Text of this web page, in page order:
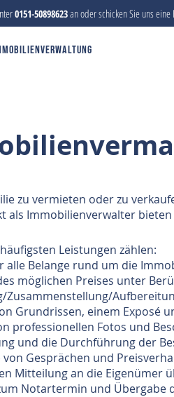
0151-50898623an oder schicken Sie uns
zu vermieten oder zu
als Immobilienverwalter
Leistungen zählen:
alle Belange rund um die
möglichen Preises unter
Zusammenstellung/
Grundrissen, einem Exposé
professionellen Fotos und
und die Durchführung der
Gesprächen und
Mitteilung an die Eigenümer
Notartermin und Übergabe